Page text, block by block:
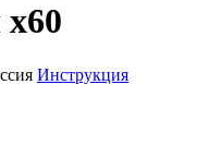
x60
Инструкция